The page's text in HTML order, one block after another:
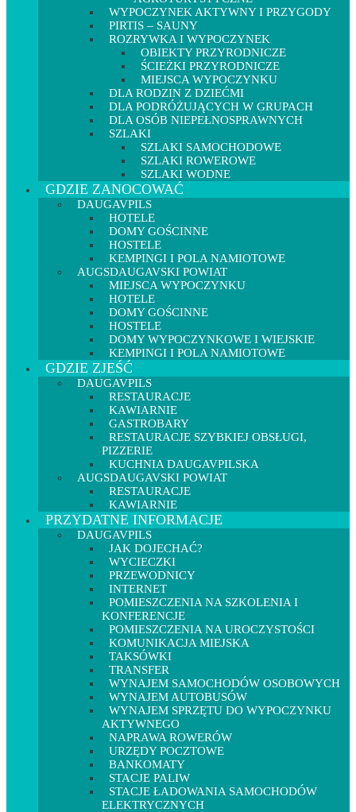
WYPOCZYNEK AKTYWNY I PRZYGODY
PIRTIS – SAUNY
ROZRYWKA I WYPOCZYNEK
OBIEKTY PRZYRODNICZE
ŚCIEŻKI PRZYRODNICZE
MIEJSCA WYPOCZYNKU
DLA RODZIN Z DZIEĆMI
DLA PODRÓŻUJĄCYCH W GRUPACH
DLA OSÓB NIEPEŁNOSPRAWNYCH
SZLAKI
SZLAKI SAMOCHODOWE
SZLAKI ROWEROWE
SZLAKI WODNE
GDZIE ZANOCOWAĆ
DAUGAVPILS
HOTELE
DOMY GOŚCINNE
HOSTELE
KEMPINGI I POLA NAMIOTOWE
AUGSDAUGAVSKI POWIAT
MIEJSCA WYPOCZYNKU
HOTELE
DOMY GOŚCINNE
HOSTELE
DOMY WYPOCZYNKOWE I WIEJSKIE
KEMPINGI I POLA NAMIOTOWE
GDZIE ZJEŚĆ
DAUGAVPILS
RESTAURACJE
KAWIARNIE
GASTROBARY
RESTAURACJE SZYBKIEJ OBSŁUGI,
PIZZERIE
KUCHNIA DAUGAVPILSKA
AUGSDAUGAVSKI POWIAT
RESTAURACJE
KAWIARNIE
PRZYDATNE INFORMACJE
DAUGAVPILS
JAK DOJECHAĆ?
WYCIECZKI
PRZEWODNICY
INTERNET
POMIESZCZENIA NA SZKOLENIA I
KONFERENCJE
POMIESZCZENIA NA UROCZYSTOŚCI
KOMUNIKACJA MIEJSKA
TAKSÓWKI
TRANSFER
WYNAJEM SAMOCHODÓW OSOBOWYCH
WYNAJEM AUTOBUSÓW
WYNAJEM SPRZĘTU DO WYPOCZYNKU
AKTYWNEGO
NAPRAWA ROWERÓW
URZĘDY POCZTOWE
BANKOMATY
STACJE PALIW
STACJE ŁADOWANIA SAMOCHODÓW
ELEKTRYCZNYCH